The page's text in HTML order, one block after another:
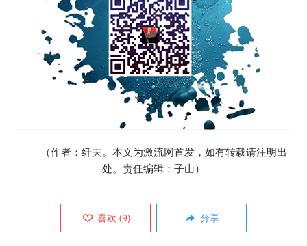
（作者：纤夫。本文为激流网首发，如有转载请注明出
处。责任编辑：子山）
喜欢 (9) 分享